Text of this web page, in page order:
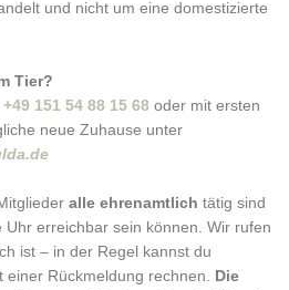
und nicht um eine domestizierte
Tier?
+49 151 54 88 15 68 oder mit ersten
neue Zuhause unter
alle ehrenamtlich tätig sind
erreichbar sein können. Wir rufen
ist – in der Regel kannst du
einer Rückmeldung rechnen.
Die